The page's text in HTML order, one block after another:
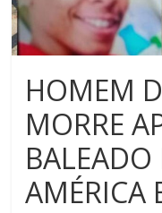
HOMEM
MORRE
AMÉRICA